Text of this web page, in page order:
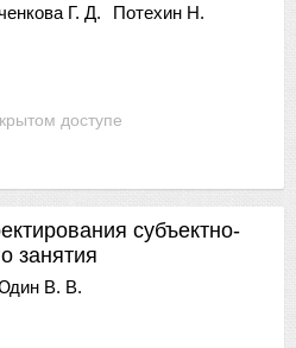
доступе
Г. Д.
Потехин Н.
субъектно-
занятия
В. В.